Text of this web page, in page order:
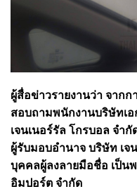
ผู้สื่อข่าวรายงานว่า จาก
สอบถามพนักงานบริษัทเ
เจนเนอร์รัล โกรบอล จำกั
ผู้รับมอบอำนาจ บริษัท เจ
บุคคลผู้ลงลายมือชื่อ เป็น
อิมปอร์ต จำกัด